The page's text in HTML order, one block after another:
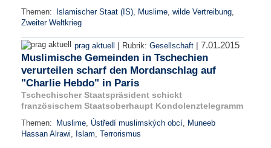
Themen: Islamischer Staat (IS) Muslime wilde Vertreibung
Zweiter Weltkrieg
prag aktuell | Rubrik: Gesellschaft | 7.01.2015
Muslimische Gemeinden in Tschechien
verurteilen scharf den Mordanschlag auf
"Charlie Hebdo" in Paris
Tschechischer Staatspräsident schickt
französischem Staatsoberhaupt Kondolenztelegramm
Themen: Muslime Ústředí muslimských obcí
Muneeb
Hassan Alrawi
Islam Terrorismus